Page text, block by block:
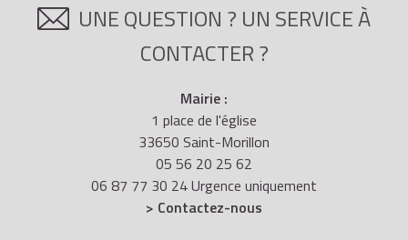
UNE QUESTION ? UN SERVICE À
CONTACTER ?
Mairie :
1 place de l'église
33650 Saint-Morillon
05 56 20 25 62
06 87 77 30 24 Urgence uniquement
> Contactez-nous